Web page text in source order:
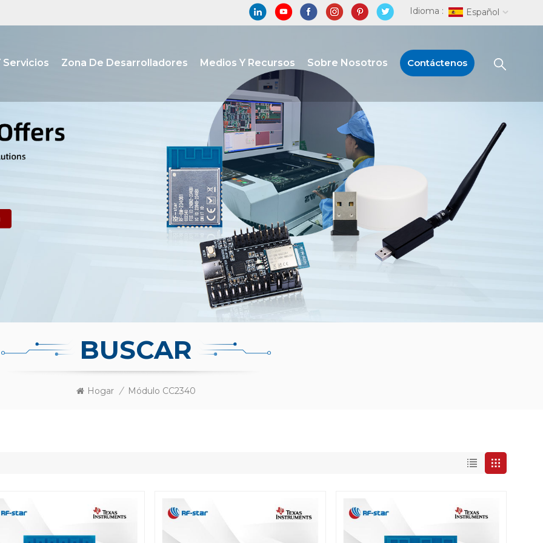
Idioma : Español
Servicios Zona De Desarrolladores Medios Y Recursos Sobre Nosotros Contáctenos
BUSCAR
Hogar / Módulo CC2340